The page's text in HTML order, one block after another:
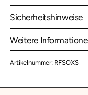
Sicherheitshinweise
Weitere
Artikelnummer: RFSOXS